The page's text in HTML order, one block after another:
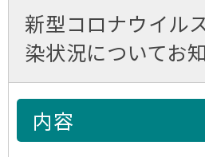
新型コロナウイル
染状況についてお
内容